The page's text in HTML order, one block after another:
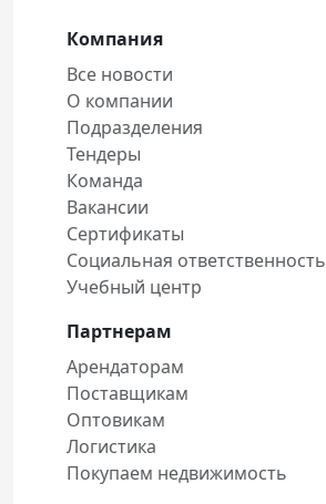
Компания
Все новости
О компании
Подразделения
Тендеры
Команда
Вакансии
Сертификаты
Социальная ответственность
Учебный центр
Партнерам
Арендаторам
Поставщикам
Оптовикам
Логистика
Покупаем недвижимость